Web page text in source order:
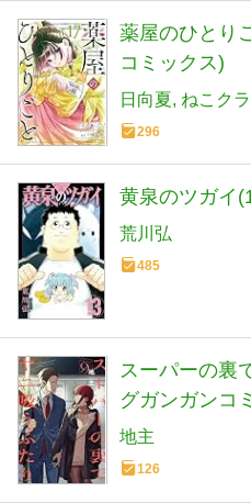
薬屋のひとり
コミックス)
日向夏 ねこク
296
黄泉のツガイ
荒川弘
485
スーパーの裏
グガンガンコ
地主
126